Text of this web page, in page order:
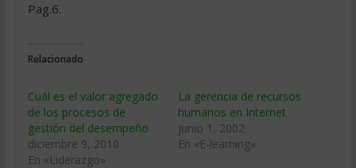
Pag.6.
Relacionado
Cuál es el valor agregado
de los procesos de
gestión del desempeño
diciembre 9, 2010
En «Liderazgo»
La gerencia de recursos
humanos en Internet
junio 1, 2002
En «E-learning»